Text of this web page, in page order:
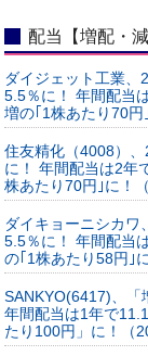
配当【増配・
ダイジェット工業、
5.5％に！ 年間配当
増の｢1株あたり70円
住友精化（4008）
に！ 年間配当は2年
株あたり70円｣に！
ダイキョーニシカワ
5.5％に！ 年間配当
の｢1株あたり58円｣
SANKYO(6417)、「
年間配当は1年で
たり100円」に！（